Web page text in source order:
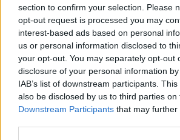
section to confirm your selection. Please
opt-out request is processed you may
interest-based ads based on personal
us or personal information disclosed to
your opt-out. You may separately opt-out
disclosure of your personal information
IAB’s list of downstream participants.
also be disclosed by us to third parties on
Downstream Participants that may
«Ή πρέπει να αυξήσουμε την
από 2,50 ευρώ και να την πάμε
πρέπει να καταργηθεί. Όποιος
σουβλάκι πατάτα θα
λεπτά», λέει καταστηματάρχης